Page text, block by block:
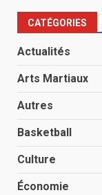
CATÉGORIES
Actualités
Arts Martiaux
Autres
Basketball
Culture
Économie